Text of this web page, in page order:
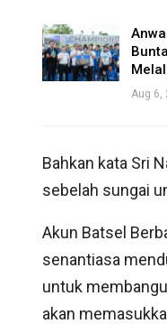
Aug 6,
Bahkan kata Sri
sebelah sungai
Akun Batsel
senantiasa
untuk
akan